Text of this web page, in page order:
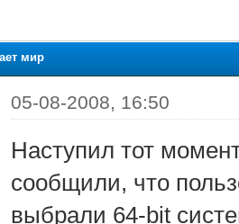
мир
05-08-2008, 16:50
Наступил тот
сообщили, что
выбрали 64-bit